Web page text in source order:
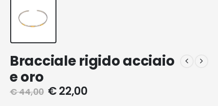
Bracciale rigido acciaio
e oro
€44,00 €22,00